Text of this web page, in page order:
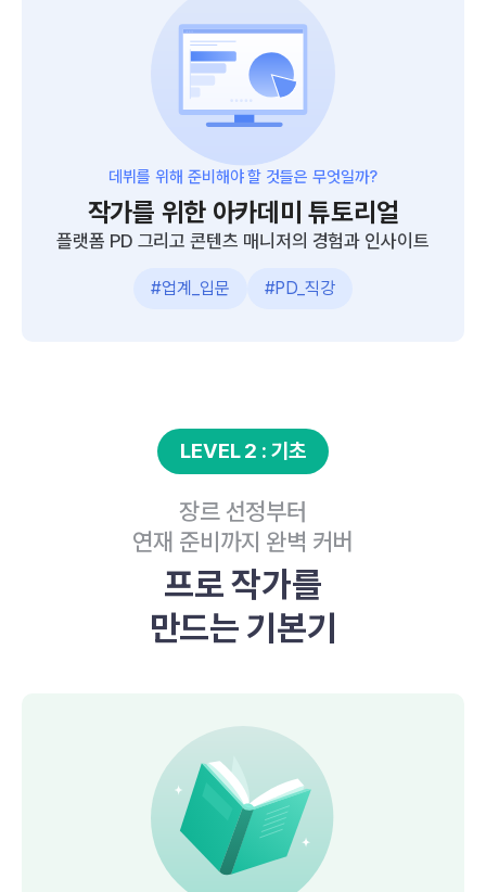
데뷔를 위해 준비해야 할 것들은 무엇일까?
작가를 위한 아카데미 튜토리얼
플랫폼 PD 그리고 콘텐츠 매니저의 경험과 인사이트
#업계_입문 #PD_직강
LEVEL 2 : 기초
장르 선정부터
연재 준비까지 완벽 커버
프로 작가를
만드는 기본기